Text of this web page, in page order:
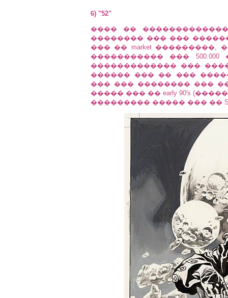
6) "52"
���� ��
�������� ��� ���
��� �� market
����������� ���
������������� ���
������ ��� �� ���
��� ��� �������� ���
����� ��� �� early 90's
��������� ����� ��� ��